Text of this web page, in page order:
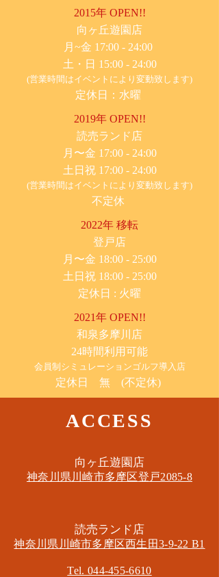
2015年 OPEN!!
​向ヶ丘遊園店
月~金 17:00 - 24:00
土・日 15:00 - 24:00
(営業時間はイベントにより変動致します)
定休日：水曜
2019年 OPEN!!
​読売ランド店
月〜金 17:00 - 24:00
土日祝 17:00 - 24:00
(営業時間はイベントにより変動致します)
不定休
2022年 移転
​登戸店
月〜金 18:00 - 25:00
土日祝 18:00 - 25:00
​定休日 : 火曜
2021年 OPEN!!
​和泉多摩川店
24時間利用可能
​会員制シミュレーションゴルフ導入店
定休日 無 (不定休)
ACCESS
​向ヶ丘遊園店
神奈川県川崎市多摩区​登戸2085-8
​読売ランド店
神奈川県川崎市多摩区​西生田3-9-22 B1
Tel. 044-455-6610